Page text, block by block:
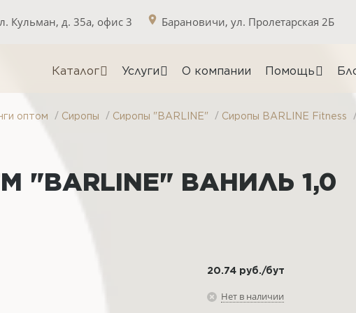
Кульман, д. 35а, офис 3 Барановичи, ул. Пролетарская 2Б
Каталог Услуги О компании Помощь
оптом / Сиропы / Сиропы "BARLINE" / Сиропы BARLINE Fitness
"BARLINE" ВАНИЛЬ 1,0
20.74 руб./бут
Нет в наличии